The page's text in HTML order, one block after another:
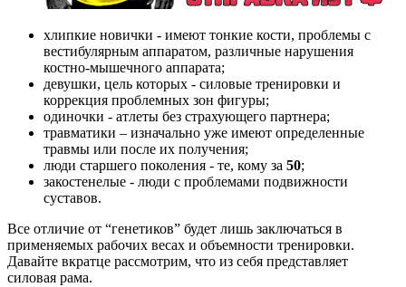
хлипкие новички - имеют тонкие кости, проблемы с
вестибулярным аппаратом, различные нарушения
костно-мышечного аппарата;
девушки, цель которых - силовые тренировки и
коррекция проблемных зон фигуры;
одиночки - атлеты без страхующего партнера;
травматики – изначально уже имеют определенные
травмы или после их получения;
люди старшего поколения - те, кому за 50;
закостенелые - люди с проблемами подвижности
суставов.
Все отличие от “генетиков” будет лишь заключаться в
применяемых рабочих весах и объемности тренировки.
Давайте вкратце рассмотрим, что из себя представляет
силовая рама.